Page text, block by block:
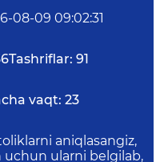
08-09 09:02:31
Tashriflar: 91
vaqt: 23
aniqlasangiz,
uchun ularni belgilab,